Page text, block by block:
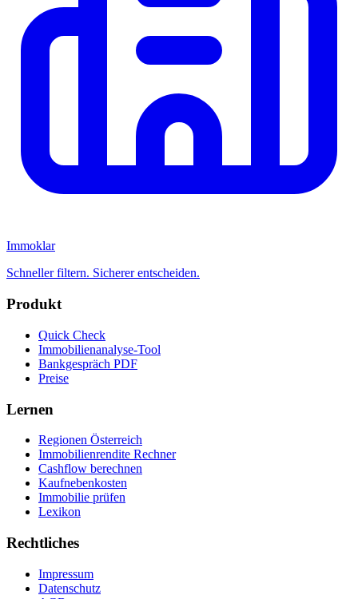
Immoklar
Schneller filtern. Sicherer entscheiden.
Produkt
Quick Check
Immobilienanalyse-Tool
Bankgespräch PDF
Preise
Lernen
Regionen Österreich
Immobilienrendite Rechner
Cashflow berechnen
Kaufnebenkosten
Immobilie prüfen
Lexikon
Rechtliches
Impressum
Datenschutz